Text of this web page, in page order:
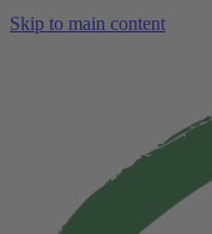
Skip to main content